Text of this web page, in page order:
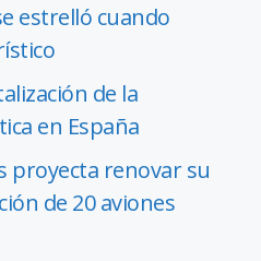
estrelló cuando
de la
en España
proyecta renovar su
de 20 aviones